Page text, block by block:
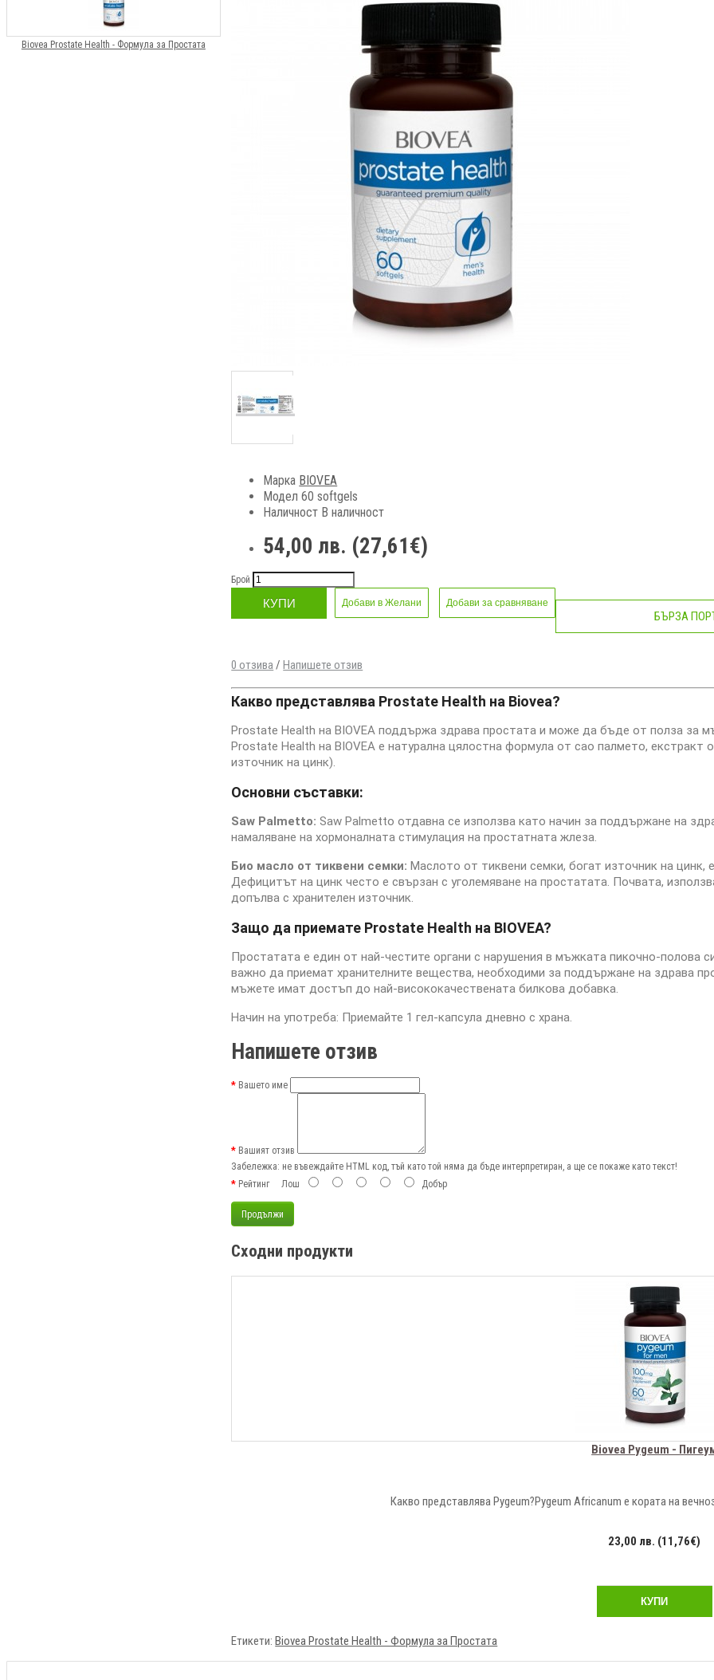
Biovea Prostate Health - Формула за Простатa
Марка BIOVEA
Модел 60 softgels
Наличност В наличност
54,00 лв. (27,61€)
Брой
КУПИ Добави в Желани Добави за сравняване
БЪРЗА
0 отзива / Напишете отзив
Какво представлява Prostate Health на Biovea?
Prostate Health на BIOVEA поддържа здрава простата и може да бъде от полза за
Prostate Health на BIOVEA е натурална цялостна формула от сао палмето,
източник на цинк).
Основни съставки:
Saw Palmetto: Saw Palmetto отдавна се използва като начин за поддържане на
намаляване на хормоналната стимулация на простатната жлеза.
Био масло от тиквени семки: Маслото от тиквени семки, богат източник на цинк,
Дефицитът на цинк често е свързан с уголемяване на простатата. Почвата,
допълва с хранителен източник.
Защо да приемате Prostate Health на BIOVEA?
Простатата е един от най-честите органи с нарушения в мъжката пикочно-полова
важно да приемат хранителните вещества, необходими за поддържане на здрава
мъжете имат достъп до най-висококачествената билкова добавка.
Начин на употреба: Приемайте 1 гел-капсула дневно с храна.
Напишете отзив
Вашето име
Вашият отзив
Забележка: не въвеждайте HTML код, тъй като той няма да бъде интерпретиран, а ще се покаже като текст!
РейтингЛош Добър
Продължи
Сходни продукти
Biovea Pygeum -
Какво представлява Pygeum?Pygeum Africanum е кората на
23,00 лв. (11,76€)
КУПИ
Етикети:Biovea Prostate Health - Формула за Простата